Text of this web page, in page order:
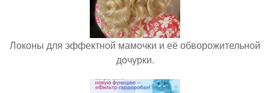
Локоны для эффектной мамочки и её обворожительной
дочурки.